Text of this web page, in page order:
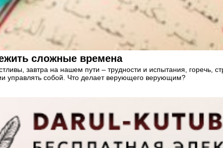
сложные времена
завтра на нашем пути – трудности и испытания, горечь,
управлять собой. Что делает верующего верующим?